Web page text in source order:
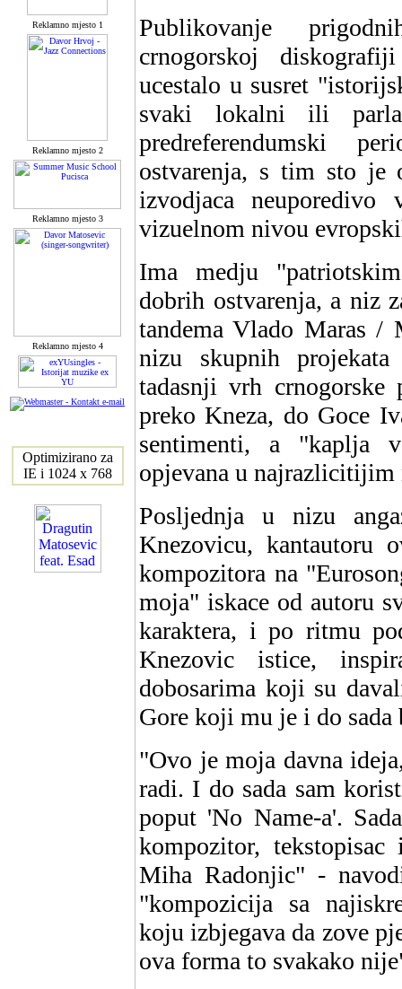
Reklamno mjesto 1
Reklamno mjesto 2
Reklamno mjesto 3
Reklamno mjesto 4
Optimizirano za
IE i 1024 x 768
Publikovanje
crnogorskoj
ucestalo u susret
svaki lokalni ili
predreferendumski
ostvarenja, s tim sto je
izvodjaca
vizuelnom nivou
Ima medju
dobrih ostvarenja, a niz
tandema Vlado Maras
nizu skupnih
tadasnji vrh crnogorske
preko Kneza, do Goce
sentimenti, a "kaplja
opjevana u
Posljednja u nizu
Knezovicu, kantautoru
kompozitora na
moja" iskace od autoru
karaktera, i po ritmu
Knezovic istice,
dobosarima koji su
Gore koji mu je i do
"Ovo je moja davna
radi. I do sada sam
poput 'No Name-a'.
kompozitor,
Miha Radonjic" -
"kompozicija sa
koju izbjegava da zove
ova forma to svakako